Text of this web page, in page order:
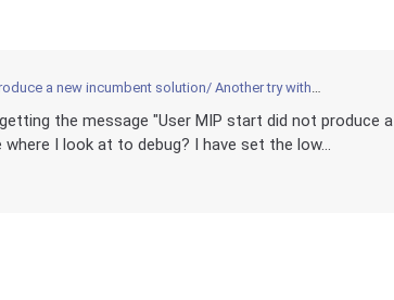
a new incumbent solution/ Another try with MIP start
the message "User MIP start did not produce a
I look at to debug? I have set the low...